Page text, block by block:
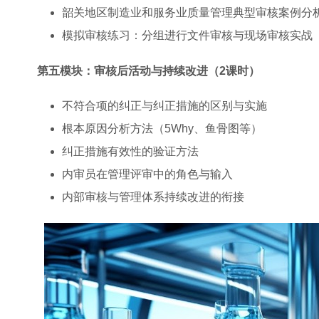
韶关地区制造业和服务业质量管理典型审核案例分
模拟审核练习：分组进行文件审核与现场审核实战
第五模块：审核后活动与持续改进（2课时）
不符合项的纠正与纠正措施的区别与实施
根本原因分析方法（5Why、鱼骨图等）
纠正措施有效性的验证方法
内审员在管理评审中的角色与输入
内部审核与管理体系持续改进的衔接